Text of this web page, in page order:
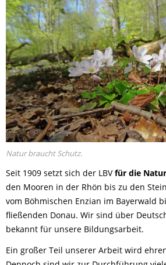
Natur braucht Schutz.
Seit 1909 setzt sich der LBVfür die
den Mooren in der Rhön bis zu den
vom Böhmischen Enzian im Bayerwald
fließenden Donau. Wir sind über
bekannt für unsere Bildungsarbeit.
Ein großer Teil unserer Arbeit wird